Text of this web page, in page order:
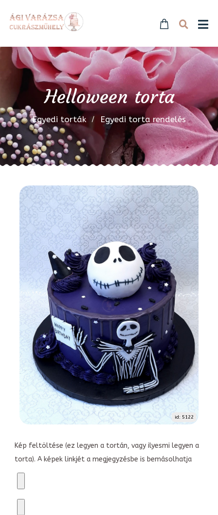
Helloween torta
Egyedi torták Egyedi torta rendelés
id: 5122
Kép feltöltése (ez legyen a tortán, vagy ilyesmi legyen a
torta). A képek linkjét a megjegyzésbe is bemásolhatja